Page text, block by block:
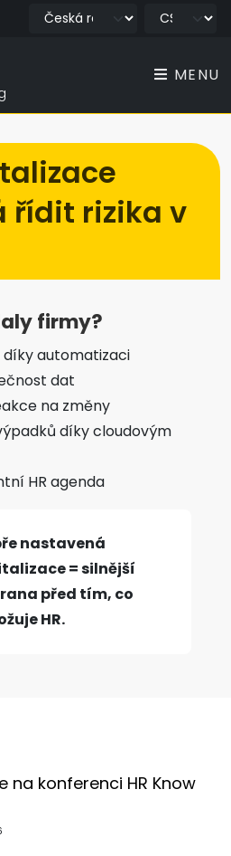
MENU
řídit rizika v
firmy?
díky automatizaci
dat
na změny
díky cloudovým
HR agenda
nastavená
= silnější
před tím, co
HR.
na konferenci HR Know